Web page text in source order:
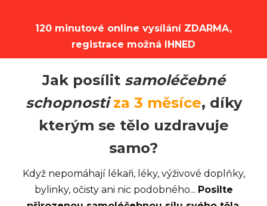
120 minutové online vysílání ZDARMA,
registrace možná IHNED
Jak posílit samoléčebné
schopnostiza 3 měsíce, díky
kterým se tělo uzdravuje
samo?
Když nepomáhají lékaři, léky, výživové doplňky,
bylinky, očisty ani nic podobného... Posilte